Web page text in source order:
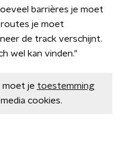
barrières je moet
je moet
de track verschijnt.
wel kan vinden."
moet je toestemming
cookies.